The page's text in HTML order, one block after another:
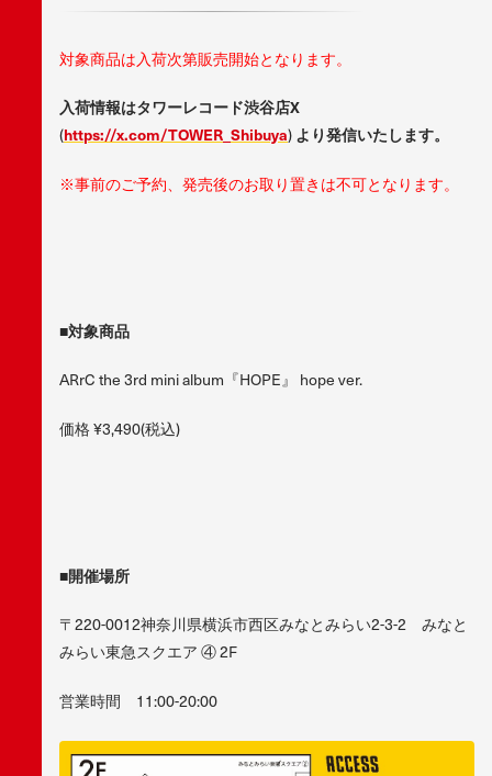
対象商品は入荷次第販売開始となります。
入荷情報はタワーレコード渋谷店X
(https://x.com/TOWER_Shibuya)より発信いたします。
※事前のご予約、発売後のお取り置きは不可となります。
■対象商品
ARrC the 3rd mini album『HOPE』 hope ver.
価格 ¥3,490(税込)
■開催場所
〒220-0012神奈川県横浜市西区みなとみらい2-3-2 みなと
みらい東急スクエア ④ 2F
営業時間 11:00-20:00